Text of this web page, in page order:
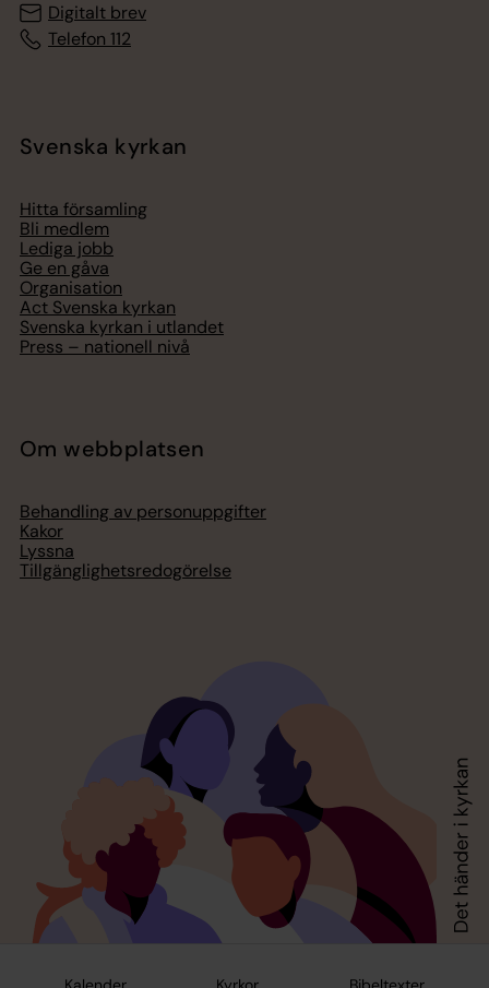
Digitalt brev
Telefon 112
Svenska kyrkan
Hitta församling
Bli medlem
Lediga jobb
Ge en gåva
Organisation
Act Svenska kyrkan
Svenska kyrkan i utlandet
Press – nationell nivå
Om webbplatsen
Behandling av personuppgifter
Kakor
Lyssna
Tillgänglighetsredogörelse